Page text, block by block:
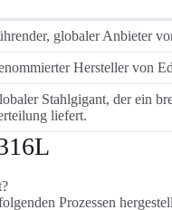
globaler Anbieter
Hersteller von
Stahlgigant, der ein
liefert.
Prozessen